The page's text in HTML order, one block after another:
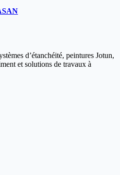
d’étanchéité, peintures Jotun,
et solutions de travaux à